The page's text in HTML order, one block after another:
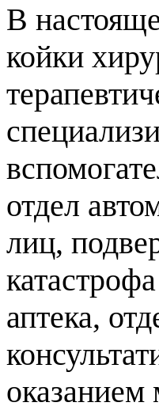
В
койки
отдел
лиц,
аптека,